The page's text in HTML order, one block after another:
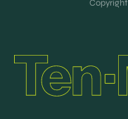
Copyright